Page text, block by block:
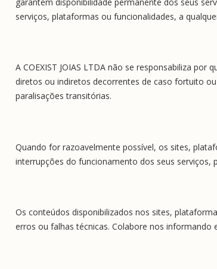
serviços, plataformas ou funcionalidades, a
A COEXIST JOIAS LTDA não se responsabiliza
diretos ou indiretos decorrentes de caso fortuito
paralisações transitórias.
Quando for razoavelmente possível, os sites,
interrupções do funcionamento dos seus serviços,
Os conteúdos disponibilizados nos sites,
erros ou falhas técnicas. Colabore nos informando